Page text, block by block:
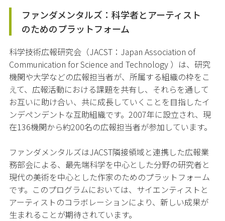
ファンダメンタルズ：科学者とアーティスト
のためのプラットフォーム
科学技術広報研究会（JACST： Japan Association of
Communication for Science and Technology ）は、研究
機関や大学などの広報担当者が、所属する組織の枠をこ
えて、広報活動における課題を共有し、それらを通して
お互いに助け合い、共に成長していくことを目指したイ
ンデペンデントな互助組織です。 2007年に設立され、現
在136機関から約200名の広報担当者が参加しています。
ファンダメンタルズはJACST隣接領域と連携した広報業
務部会による、最先端科学を中心とした分野の研究者と
現代の美術を中心とした作家のためのプラットフォーム
です。このプログラムにおいては、サイエンティストと
アーティストのコラボレーションにより、新しい成果が
生まれることが期待されています。